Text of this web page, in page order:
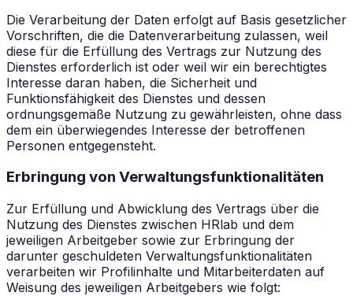
Die Verarbeitung der Daten erfolgt auf Basis gesetzlicher
Vorschriften, die die Datenverarbeitung zulassen, weil
diese für die Erfüllung des Vertrags zur Nutzung des
Dienstes erforderlich ist oder weil wir ein berechtigtes
Interesse daran haben, die Sicherheit und
Funktionsfähigkeit des Dienstes und dessen
ordnungsgemäße Nutzung zu gewährleisten, ohne dass
dem ein überwiegendes Interesse der betroffenen
Personen entgegensteht.
Erbringung von Verwaltungsfunktionalitäten
Zur Erfüllung und Abwicklung des Vertrags über die
Nutzung des Dienstes zwischen HRlab und dem
jeweiligen Arbeitgeber sowie zur Erbringung der
darunter geschuldeten Verwaltungsfunktionalitäten
verarbeiten wir Profilinhalte und Mitarbeiterdaten auf
Weisung des jeweiligen Arbeitgebers wie folgt: